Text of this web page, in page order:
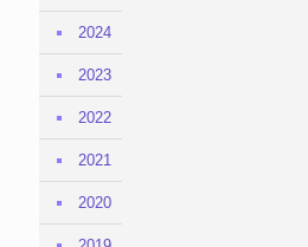
2024
2023
2022
2021
2020